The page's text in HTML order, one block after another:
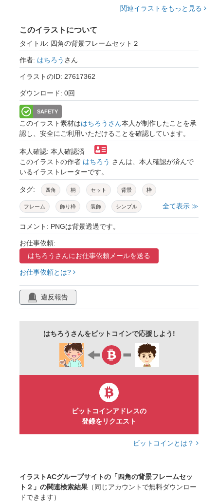
関連イラストをもっと見る
このイラストについて
タイトル: 四角の背景フレームセット２
作者: はちろう さん
イラストのID: 27617362
ダウンロード: 0回
SAFETY
このイラスト素材ははちろうさん本人が制作したことを承
認し、安全にご利用いただけることを確認しています。
本人確認: 本人確認済
このイラストの作者 はちろう さんは、本人確認が済んで
いるイラストレーターです。
タグ: 四角 柄 セット 背景 枠
フレーム 飾り枠 装飾 シンプル
かわいい ポスター 掲示物
メッセージカード
全て表示 ≫
コメント: PNGは背景透過です。
お仕事依頼:
はちろうさんにお仕事依頼メールを送る
お仕事依頼とは?
違反報告
はちろうさんをビットコインで応援しよう!
ビットコインアドレスの
登録をリクエスト
ビットコインとは？
イラストACグループサイトの「四角の背景フレームセッ
ト２」の関連検索結果 （同じアカウントで無料ダウンロー
ドできます）